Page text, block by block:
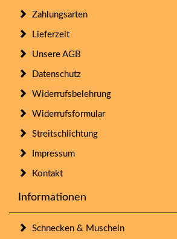
Zahlungsarten
Lieferzeit
Unsere AGB
Datenschutz
Widerrufsbelehrung
Widerrufsformular
Streitschlichtung
Impressum
Kontakt
Informationen
Schnecken & Muscheln